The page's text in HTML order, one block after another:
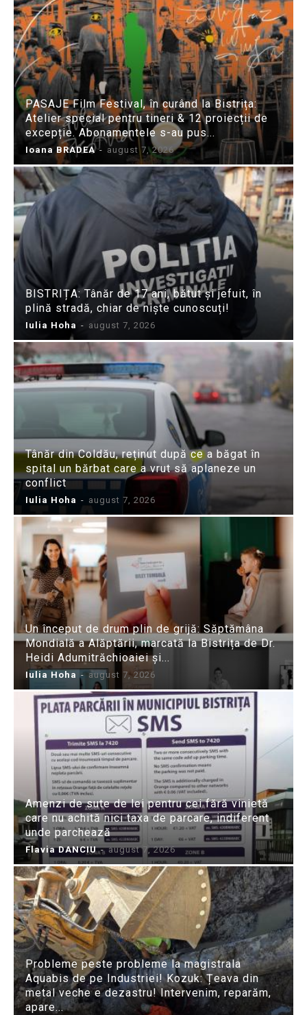
PASAJE Film Festival, în curând la Bistrița:
Atelier special pentru tineri & 12 proiecții de
excepție. Abonamentele s-au pus...
Ioana BRADEA - august 7, 2026
BISTRIȚA: Tânăr de 17 ani, bătut și jefuit, în
plină stradă, chiar de niște cunoscuți!
Iulia Hoha - august 7, 2026
Tânăr din Coldău, reținut după ce a băgat în
spital un bărbat care a vrut să aplaneze un
conflict
Iulia Hoha - august 7, 2026
Un început de drum plin de grijă: Săptămâna
Mondială a Alăptării, marcată la Bistrița de Dr.
Heidi Adumitrăchioaiei și...
Iulia Hoha - august 7, 2026
Amenzi de sute de lei pentru cei fără vinietă
care nu achită nici taxa de parcare, indiferent
unde parchează
Flavia DANCIU - august 7, 2026
Probleme peste probleme la magistrala
Aquabis de pe Industriei! Kozuk: Țeava din
metal veche e dezastru! Intervenim, reparăm,
apare...